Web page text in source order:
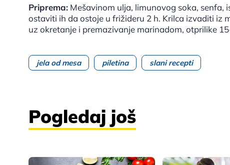
Priprema: Mešavinom ulja, limunovog soka, senfa,
ostaviti ih da ostoje u frižideru 2 h. Krilca izvaditi iz
uz okretanje i premazivanje marinadom, otprilike
jela od mesa piletina slani recepti
Pogledaj još